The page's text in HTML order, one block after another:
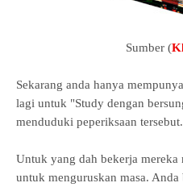
Sumber (
Sekarang anda hanya
lagi untuk "Study dengan
menduduki peperiksaan
Untuk yang dah bekerja
untuk menguruskan masa. Anda